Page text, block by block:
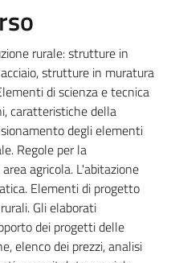
rurale: strutture in
strutture in muratura
di scienza e tecnica
caratteristiche della
degli elementi
Regole per la
agricola. L'abitazione
Elementi di progetto
Gli elaborati
dei progetti delle
elenco dei prezzi, analisi